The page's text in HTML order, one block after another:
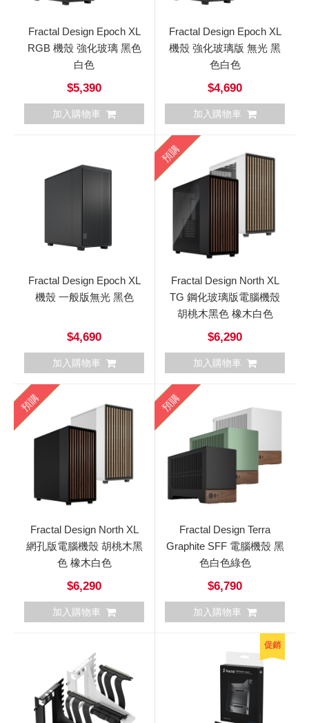
Fractal Design Epoch XL
RGB 機殼 強化玻璃 黑色
白色
$5,390
加入購物車
Fractal Design Epoch XL
機殼 強化玻璃版 無光 黑
色白色
$4,690
加入購物車
Fractal Design Epoch XL
機殼 一般版無光 黑色
$4,690
加入購物車
預購
Fractal Design North XL
TG 鋼化玻璃版電腦機殼
胡桃木黑色 橡木白色
$6,290
加入購物車
預購
Fractal Design North XL
網孔版電腦機殼 胡桃木黑
色 橡木白色
$6,290
加入購物車
預購
Fractal Design Terra
Graphite SFF 電腦機殼 黑
色白色綠色
$6,790
加入購物車
促銷